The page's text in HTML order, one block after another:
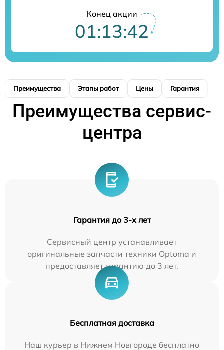
Конец акции
01:13:41
Преимущества Этапы работ Цены Гарантия
Преимущества сервис-
центра
Гарантия до 3-х лет
Сервисный центр устанавливает
оригинальные запчасти техники Optoma и
предоставляет гарантию до 3 лет.
Бесплатная доставка
Наш курьер в Нижнем Новгороде бесплатно